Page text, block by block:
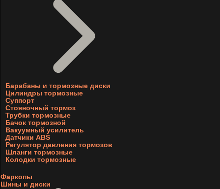
Барабаны и тормозные диски
Цилиндры тормозные
Суппорт
Стояночный тормоз
Трубки тормозные
Бачок тормозной
Вакуумный усилитель
Датчики ABS
Регулятор давления тормозов
Шланги тормозные
Колодки тормозные
Фаркопы
Шины и диски